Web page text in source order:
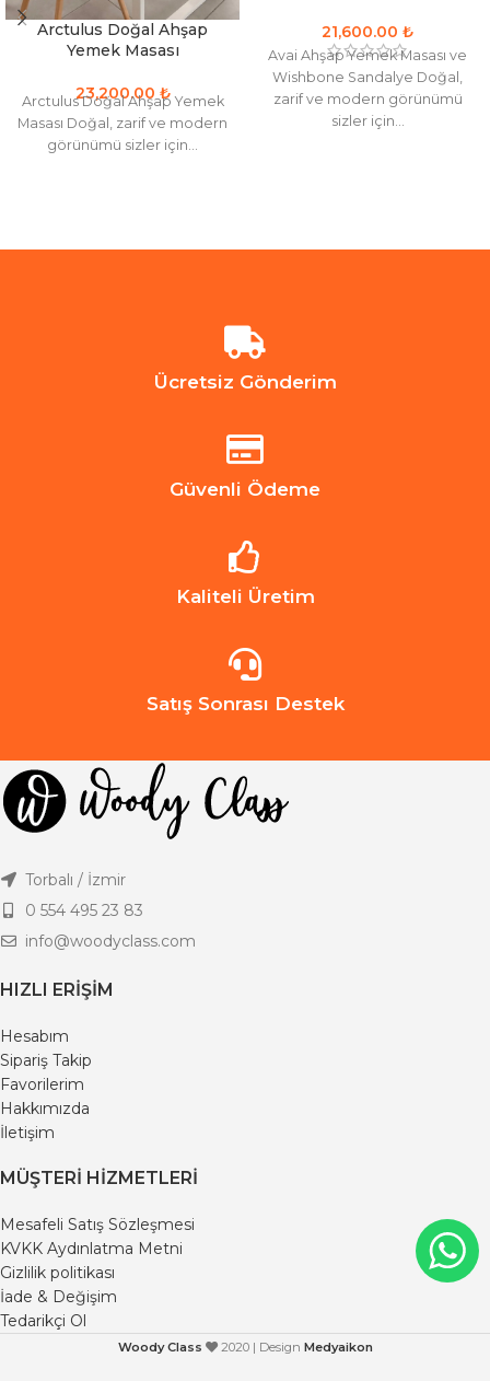
Arctulus Doğal Ahşap
Yemek Masası
₺
Arctulus Doğal Ahşap Yemek
Masası Doğal, zarif ve modern
görünümü sizler için...
₺
Avai Ahşap Yemek Masası ve
Wishbone Sandalye Doğal,
zarif ve modern görünümü
sizler için...
Ücretsiz Gönderim
Güvenli Ödeme
Kaliteli Üretim
Satış Sonrası Destek
Torbalı / İzmir
0 554 495 23 83
info@woodyclass.com
HIZLI ERIŞIM
Hesabım
Sipariş Takip
Favorilerim
Hakkımızda
İletişim
MÜŞTERI HIZMETLERI
Mesafeli Satış Sözleşmesi
KVKK Aydınlatma Metni
Gizlilik politikası
İade & Değişim
Tedarikçi Ol
Woody Class 2020 | Design Medyaikon